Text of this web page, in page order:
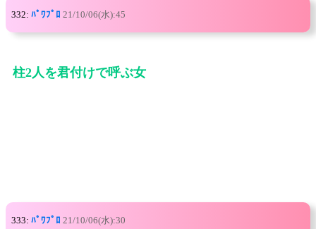
332: ﾊﾟﾜﾌﾟﾛ 21/10/06(水):45
柱2人を君付けで呼ぶ女
333: ﾊﾟﾜﾌﾟﾛ 21/10/06(水):30